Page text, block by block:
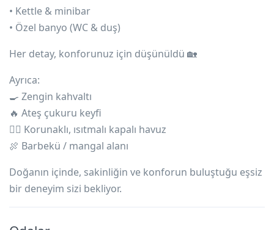
• Kettle & minibar
• Özel banyo (WC & duş)
Her detay, konforunuz için düşünüldü 🏡
Ayrıca:
🍳 Zengin kahvaltı
🔥 Ateş çukuru keyfi
🏊‍♀️ Korunaklı, ısıtmalı kapalı havuz
🍖 Barbekü / mangal alanı
Doğanın içinde, sakinliğin ve konforun buluştuğu eşsiz
bir deneyim sizi bekliyor.